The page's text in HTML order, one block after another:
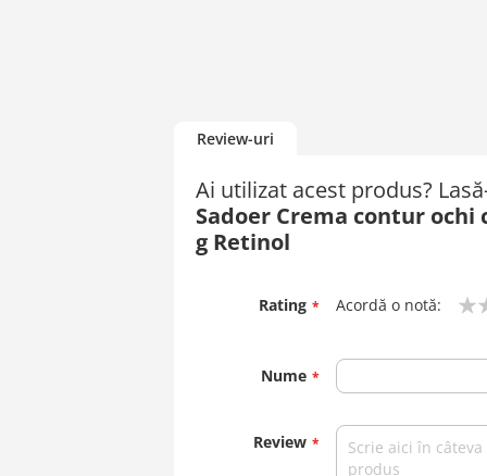
Review-uri
Ai utilizat acest produs?
Sadoer Crema contur
g Retinol
Rating
Acordă o notă:
Nume
Review